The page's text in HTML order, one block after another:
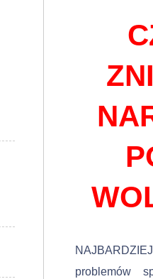
problemów